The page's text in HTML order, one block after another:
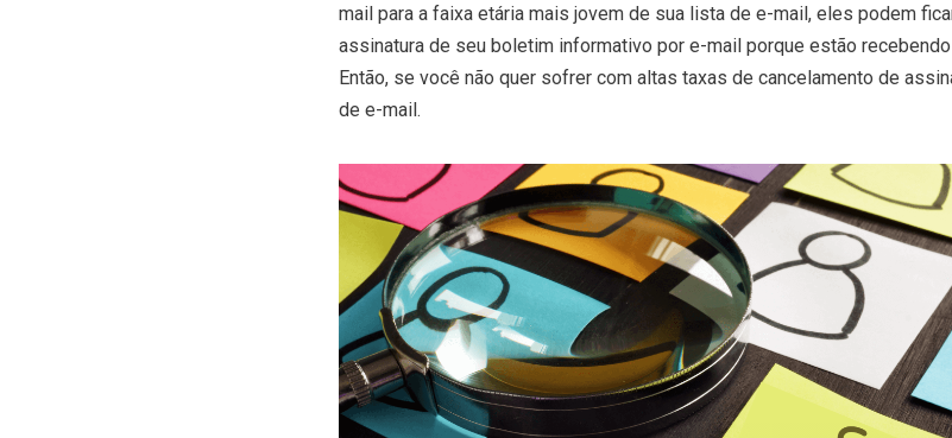
mail para a faixa etária mais jovem de sua lista de e-mail, eles podem
assinatura de seu boletim informativo por e-mail porque estão
Então, se você não quer sofrer com altas taxas de cancelamento de
de e-mail.